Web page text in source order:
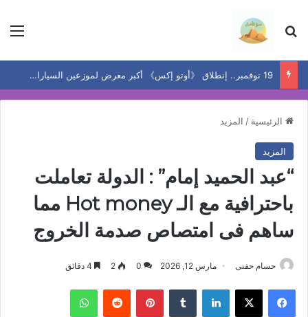
بحث عن
19 نوفمبر.. إنطلاق 《أوتو إكس》 أكبر معرض لموزعين السيارات المعتمدين في مصر
الرئيسية / المزيد
المزيد
“عبد الحميد إمام” : الدولة تعاملت
باحترافية مع الـ Hot money مما
ساهم فى امتصاص صدمة الخروج
حسام حفنى مارس 12, 2026 0
2
فيسبوك ‫X لينكدإن بينتيريست واتساب